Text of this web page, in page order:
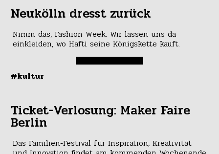
Neukölln dresst zurück
Nimm das, Fashion Week: Wir lassen uns da
einkleiden, wo Hafti seine Königskette kauft.
#kultur
Ticket-Verlosung: Maker Faire
Berlin
Das Familien-Festival für Inspiration, Kreativität